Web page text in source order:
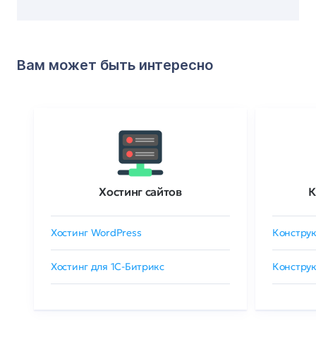
Вам может быть интересно
Хостинг сайтов
Хостинг WordPress
Хостинг для 1C-Битрикс